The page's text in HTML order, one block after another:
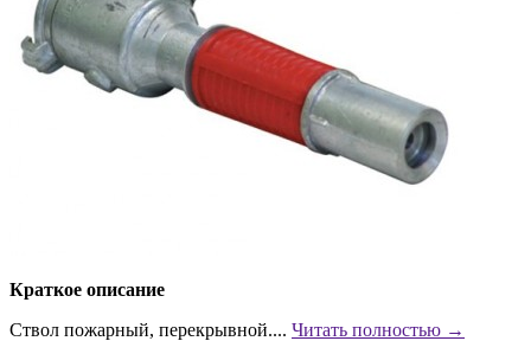
Краткое описание
Ствол пожарный, перекрывной.... Читать полностью →